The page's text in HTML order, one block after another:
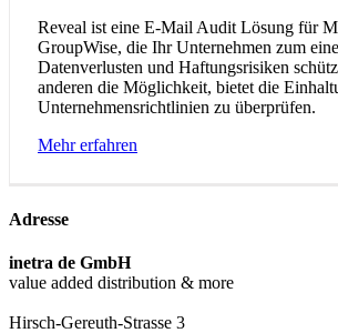
Reveal ist eine E-Mail Audit Lösung für
GroupWise, die Ihr Unternehmen zum
Datenverlusten und Haftungsrisiken
anderen die Möglichkeit, bietet die
Unternehmensrichtlinien zu überprüfen.
Mehr erfahren
Adresse
inetra de GmbH
value added distribution & more
Hirsch-Gereuth-Strasse 3